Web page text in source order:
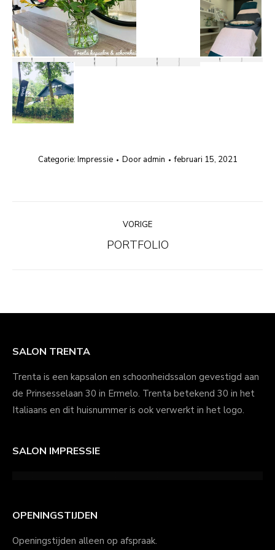
Categorie: Impressie Door admin februari 15, 2021
VORIGE
Vorig
PORTFOLIO
SALON TRENTA
Trenta is een kapsalon en schoonheidssalon gevestigd aan
de Prinsesselaan 30 in Ermelo. Trenta betekend 30 in het
Italiaans en dit huisnummer is ook verwerkt in het logo.
SALON IMPRESSIE
OPENINGSTIJDEN
Openingstijden alleen op afspraak.